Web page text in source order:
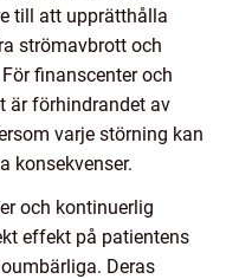
till att upprätthålla
strömavbrott och
finanscenter och
är förhindrandet av
varje störning kan
konsekvenser.
och kontinuerlig
effekt på patientens
Deras